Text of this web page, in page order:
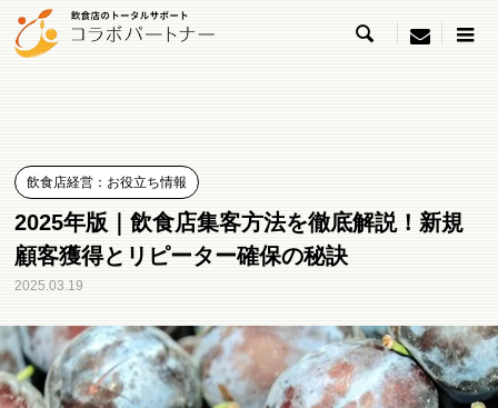
 menu
飲食店経営：お役立ち情報
2025年版｜飲食店集客方法を徹底解説！新規
顧客獲得とリピーター確保の秘訣
2025.03.19